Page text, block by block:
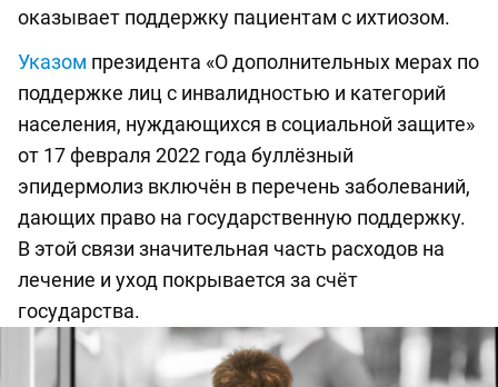
оказывает поддержку пациентам с ихтиозом.
Указом президента «О дополнительных мерах по
поддержке лиц с инвалидностью и категорий
населения, нуждающихся в социальной защите»
от 17 февраля 2022 года буллёзный
эпидермолиз включён в перечень заболеваний,
дающих право на государственную поддержку.
В этой связи значительная часть расходов на
лечение и уход покрывается за счёт
государства.